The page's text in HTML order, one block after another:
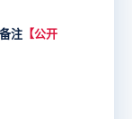
注 【公开